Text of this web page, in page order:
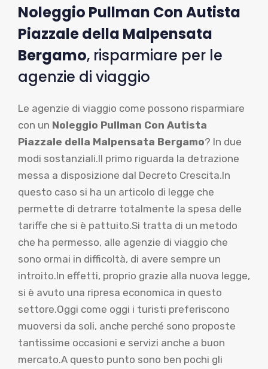
Noleggio Pullman Con Autista
Piazzale della Malpensata
Bergamo, risparmiare per le
agenzie di viaggio
Le agenzie di viaggio come possono risparmiare
con un Noleggio Pullman Con Autista
Piazzale della Malpensata Bergamo? In due
modi sostanziali.Il primo riguarda la detrazione
messa a disposizione dal Decreto Crescita.In
questo caso si ha un articolo di legge che
permette di detrarre totalmente la spesa delle
tariffe che si è pattuito.Si tratta di un metodo
che ha permesso, alle agenzie di viaggio che
sono ormai in difficoltà, di avere sempre un
introito.In effetti, proprio grazie alla nuova legge,
si è avuto una ripresa economica in questo
settore.Oggi come oggi i turisti preferiscono
muoversi da soli, anche perché sono proposte
tantissime occasioni e servizi anche a buon
mercato.A questo punto sono ben pochi gli